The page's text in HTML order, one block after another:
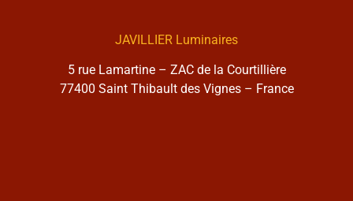
JAVILLIER Luminaires
5 rue Lamartine – ZAC de la Courtillière
77400 Saint Thibault des Vignes – France